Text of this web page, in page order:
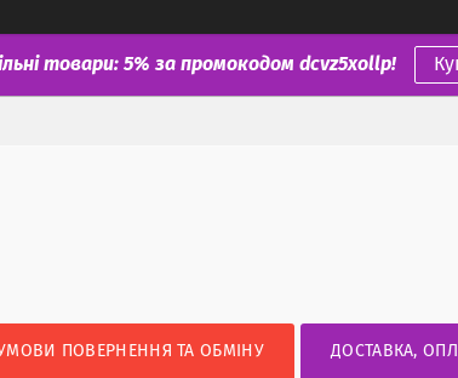
товари: 5% за промокодом dcvz5xollp!
ПОВЕРНЕННЯ ТА ОБМІНУ ДОСТАВКА,